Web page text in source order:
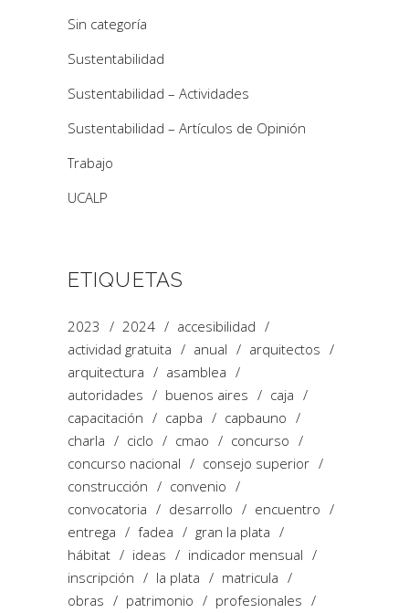
Sin categoría
Sustentabilidad
Sustentabilidad – Actividades
Sustentabilidad – Artículos de Opinión
Trabajo
UCALP
ETIQUETAS
2023 2024
accesibilidad
actividad gratuita
anual
arquitectos
arquitectura
asamblea
autoridades
buenos aires
caja
capacitación
capba
capbauno
charla
ciclo cmao
concurso
concurso nacional
consejo superior
construcción
convenio
convocatoria
desarrollo
encuentro
entrega
fadea
gran la plata
hábitat
ideas
indicador mensual
inscripción
la plata
matricula
obras
patrimonio
profesionales